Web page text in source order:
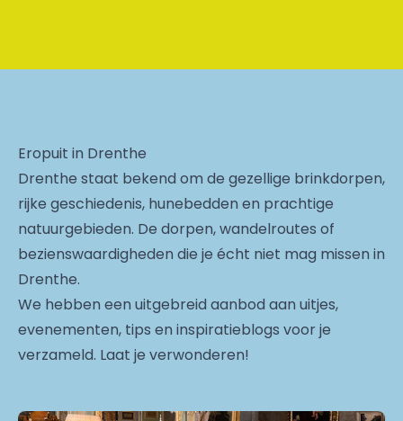
Eropuit in Drenthe
Drenthe staat bekend om de gezellige brinkdorpen,
rijke geschiedenis, hunebedden en prachtige
natuurgebieden. De dorpen, wandelroutes of
bezienswaardigheden die je écht niet mag missen in
Drenthe.
We hebben een uitgebreid aanbod aan uitjes,
evenementen, tips en inspiratieblogs voor je
verzameld. Laat je verwonderen!